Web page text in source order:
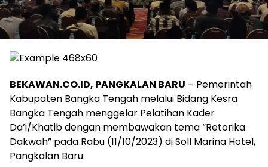
BEKAWAN.CO.ID, PANGKALAN BARU – Pemerintah
Kabupaten Bangka Tengah melalui Bidang Kesra
Bangka Tengah menggelar Pelatihan Kader
Da’i/Khatib dengan membawakan tema “Retorika
Dakwah” pada Rabu (11/10/2023) di Soll Marina Hotel,
Pangkalan Baru.